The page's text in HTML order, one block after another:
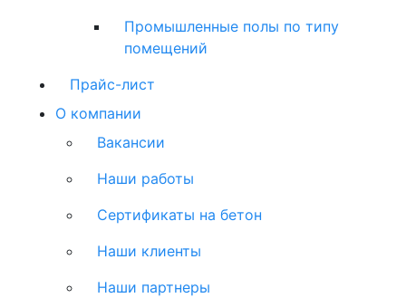
Промышленные полы по типу
помещений
Прайс-лист
О компании
Вакансии
Наши работы
Сертификаты на бетон
Наши клиенты
Наши партнеры